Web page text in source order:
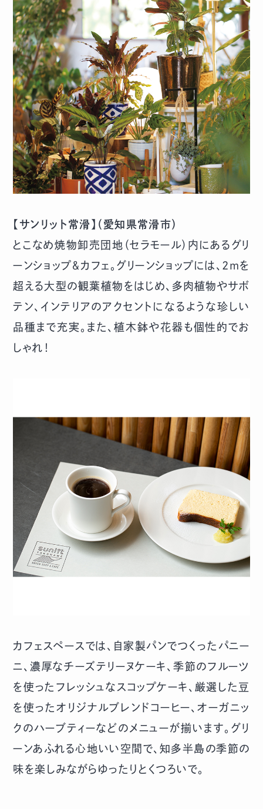
【サンリット常滑】（愛知県常滑市）
とこなめ焼物卸売団地（セラモール）内にあるグリ
ーンショップ＆カフェ。グリーンショップには、2mを
超える大型の観葉植物をはじめ、多肉植物やサボ
テン、インテリアのアクセントになるような珍しい
品種まで充実。また、植木鉢や花器も個性的でお
しゃれ！
カフェスペースでは、自家製パンでつくったパニー
ニ、濃厚なチーズテリーヌケーキ、季節のフルーツ
を使ったフレッシュなスコップケーキ、厳選した豆
を使ったオリジナルブレンドコーヒー、オーガニッ
クのハーブティーなどのメニューが揃います。グリ
ーンあふれる心地いい空間で、知多半島の季節の
味を楽しみながらゆったりとくつろいで。